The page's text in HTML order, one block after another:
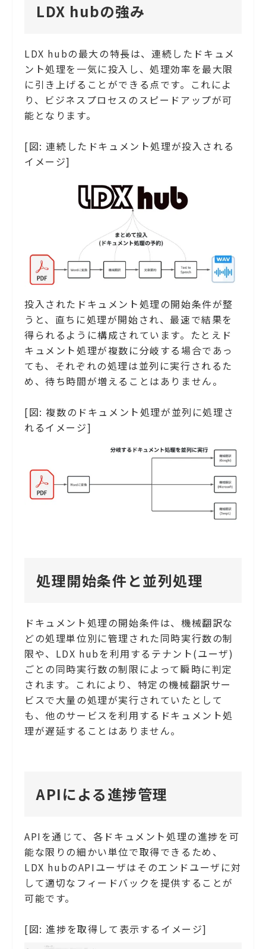
LDX hubの強み
LDX hubの最大の特長は、連続したドキュメ
ント処理を一気に投入し、処理効率を最大限
に引き上げることができる点です。これによ
り、ビジネスプロセスのスピードアップが可
能となります。
[図: 連続したドキュメント処理が投入される
イメージ]
投入されたドキュメント処理の開始条件が整
うと、直ちに処理が開始され、最速で結果を
得られるように構成されています。たとえド
キュメント処理が複数に分岐する場合であっ
ても、それぞれの処理は並列に実行されるた
め、待ち時間が増えることはありません。
[図: 複数のドキュメント処理が並列に処理さ
れるイメージ]
処理開始条件と並列処理
ドキュメント処理の開始条件は、機械翻訳な
どの処理単位別に管理された同時実行数の制
限や、LDX hubを利用するテナント(ユーザ)
ごとの同時実行数の制限によって瞬時に判定
されます。これにより、特定の機械翻訳サー
ビスで大量の処理が実行されていたとして
も、他のサービスを利用するドキュメント処
理が遅延することはありません。
APIによる進捗管理
APIを通じて、各ドキュメント処理の進捗を可
能な限りの細かい単位で取得できるため、
LDX hubのAPIユーザはそのエンドユーザに対
して適切なフィードバックを提供することが
可能です。
[図: 進捗を取得して表示するイメージ]